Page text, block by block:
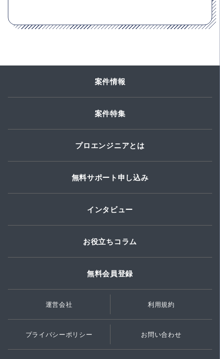
案件情報
案件特集
プロエンジニアとは
無料サポート申し込み
インタビュー
お役立ちコラム
無料会員登録
運営会社 利用規約
プライバシーポリシー お問い合わせ